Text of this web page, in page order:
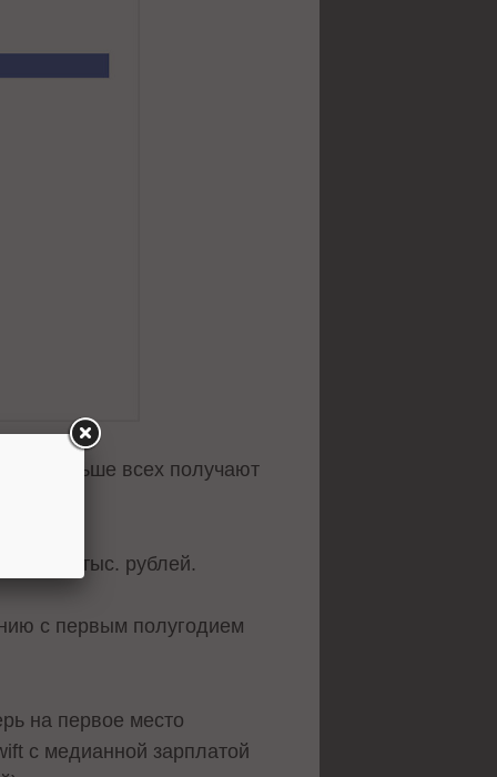
меньше всех получают
до 150 тыс. рублей.
с первым полугодием
на первое место
с медианной зарплатой